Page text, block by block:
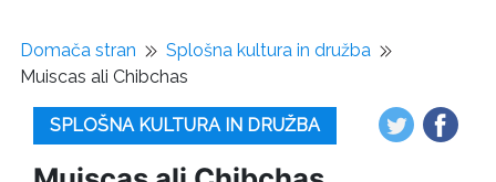
Domača stran
Splošna kultura in družba
Muiscas ali Chibchas
SPLOŠNA KULTURA IN DRUŽBA